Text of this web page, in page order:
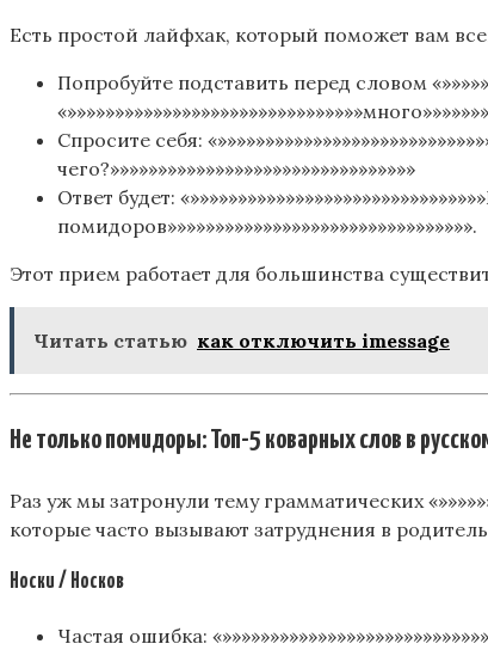
Есть простой лайфхак, который поможет вам
Попробуйте подставить перед словом
Спросите себя:
чего?»»»»»»»»»»»»»»»»»»»»»»»»»»»»»»»»
Ответ будет:
помидоров»»»»»»»»»»»»»»»»»»»»»»»»»»»»»»»».
Этот прием работает для большинства
Читать статью как отключить imessage
Не только помидоры: Топ-5 коварных слов в
Раз уж мы затронули тему грамматических
которые часто вызывают затруднения в
Носки / Носков
Частая ошибка: